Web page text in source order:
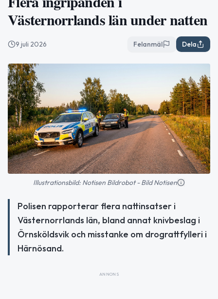
Västernorrlands län under natten
9 juli 2026 Felanmäl Dela
Illustrationsbild: Notisen Bildrobot - Bild Notisen
Polisen rapporterar flera nattinsatser i
Västernorrlands län, bland annat knivbeslag i
Örnsköldsvik och misstanke om drograttfylleri i
Härnösand.
ANNONS